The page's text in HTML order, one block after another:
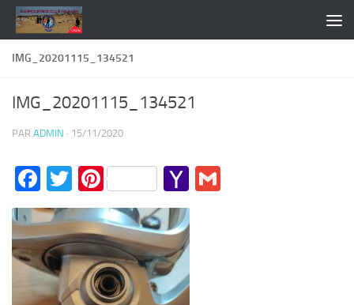
Skip to content
IMG_20201115_134521
IMG_20201115_134521
PAR ADMIN · 15/11/2020
Facebook
TwitterPinterestYahoo
Mail